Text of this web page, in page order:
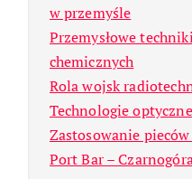
w przemyśle
Przemysłowe
chemicznych
Rola wojsk
Technologie
Zastosowanie
Port Bar –